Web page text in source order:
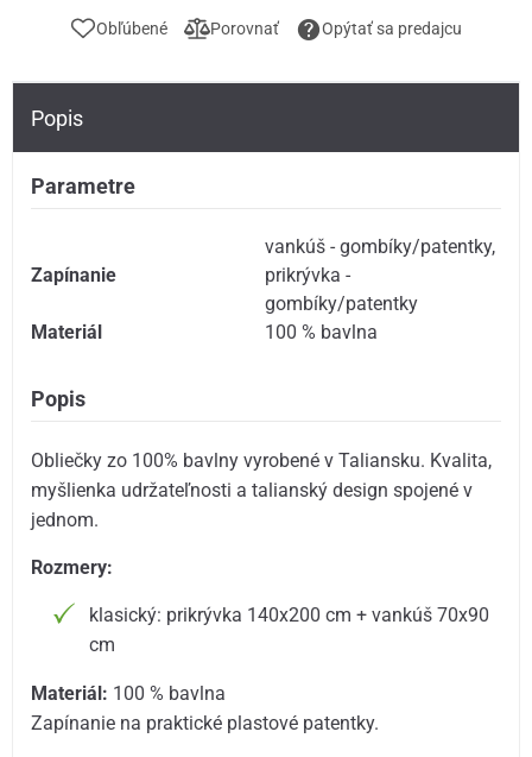
Obľúbené Porovnať Opýtať sa predajcu
Popis
Parametre
Zapínanie
vankúš - gombíky/patentky,
prikrývka -
gombíky/patentky
Materiál
100 % bavlna
Popis
Obliečky zo 100% bavlny vyrobené v Taliansku. Kvalita,
myšlienka udržateľnosti a talianský design spojené v
jednom.
Rozmery:
klasický: prikrývka 140x200 cm + vankúš 70x90
cm
Materiál: 100 % bavlna
Zapínanie na praktické plastové patentky.